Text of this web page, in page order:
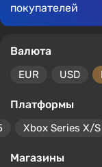
покупателей
Валюта
EUR USD
Платформы
Xbox Series X/S
Магазины